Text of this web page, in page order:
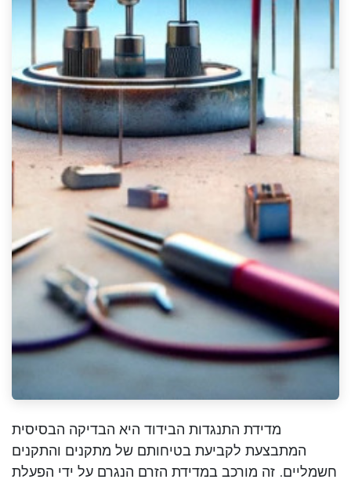
מדידת התנגדות הבידוד היא הבדיקה הבסיסית
המתבצעת לקביעת בטיחותם של מתקנים והתקנים
חשמליים. זה מורכב במדידת הזרם הנגרם על ידי הפעלת